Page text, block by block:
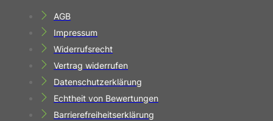
AGB
Impressum
Widerrufsrecht
Vertrag widerrufen
Datenschutzerklärung
Echtheit von Bewertungen
Barrierefreiheitserklärung